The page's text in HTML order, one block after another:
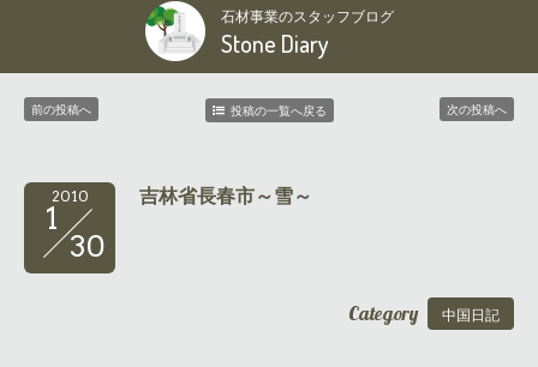
石材事業のスタッフブログ
Stone Diary
前の投稿へ 投稿の一覧へ戻る 次の投稿へ
2010
1
30
吉林省長春市～雪～
Category 中国日記